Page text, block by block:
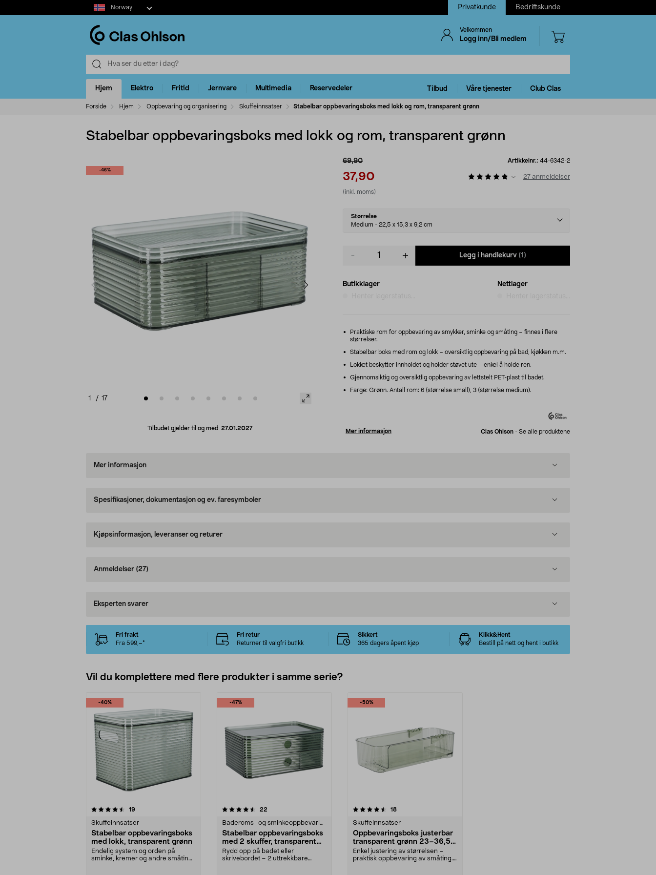
Select
market
Norway Privatkunde Bedriftskunde
Velkommen
Logg inn/Bli medlem
Hjem Elektro Fritid Jernvare Multimedia Reservedeler Tilbud Våre tjenester Club Clas
Forside Hjem Oppbevaring og organisering Skuffeinnsatser Stabelbar oppbevaringsboks med lokk og rom, transparent grønn
Stabelbar oppbevaringsboks med lokk og rom, transparent grønn
-46%
1 / 17
Tilbudet gjelder til og med 27.01.2027
69,90
37,90
(inkl. moms)
Artikkelnr.: 44-6342-2
27 anmeldelser
Select
variant
Størrelse
Medium - 22,5 x 15,3 x 9,2 cm
Legg i handlekurv (1)
Butikklager
Nettlager
Praktiske rom for oppbevaring av smykker, sminke og småting – finnes i flere
størrelser.
Stabelbar boks med rom og lokk – oversiktlig oppbevaring på bad, kjøkken m.m.
Lokket beskytter innholdet og holder støvet ute – enkel å holde ren.
Gjennomsiktig og oversiktlig oppbevaring av lettstelt PET-plast til badet.
Farge: Grønn. Antall rom: 6 (størrelse small), 3 (størrelse medium).
Mer informasjon Clas Ohlson - Se alle produktene
Mer informasjon
Spesifikasjoner, dokumentasjon og ev. faresymboler
Kjøpsinformasjon, leveranser og returer
Anmeldelser (27)
Eksperten svarer
Fri frakt
Fra 599,–*
Fri retur
Returner til valgfri butikk
Sikkert
365 dagers åpent kjøp
Klikk&Hent
Bestill på nett og hent i butikk
Vil du komplettere med flere produkter i samme serie?
-40%
19anmeldelser
Skuffeinnsatser
Stabelbar oppbevaringsboks
med lokk, transparent grønn
Endelig system og orden på
sminke, kremer og andre småting.
-47%
4.5av 5 stjerner 22
Baderoms- og sminkeoppbevaring
Stabelbar oppbevaringsboks
med 2 skuffer, transparent
grønn
Rydd opp på badet eller
skrivebordet – 2 uttrekkbare
-50%
4.5av 5 stjerner 18anmeldelser
Skuffeinnsatser
Oppbevaringsboks justerbar
transparent grønn 23–36,5
cm
Enkel justering av størrelsen –
praktisk oppbevaring av småting.